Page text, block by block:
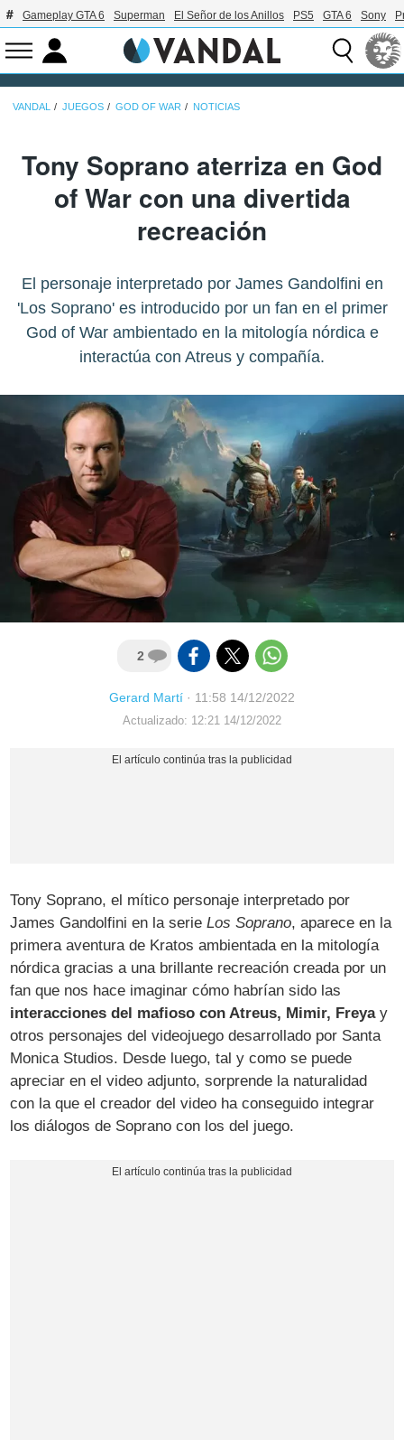
Gameplay GTA 6 Superman El Señor de los Anillos PS5 GTA 6 Sony
VANDAL JUEGOS GOD OF WAR NOTICIAS
Tony Soprano aterriza en God
of War con una divertida
recreación
El personaje interpretado por James Gandolfini en
'Los Soprano' es introducido por un fan en el primer
God of War ambientado en la mitología nórdica e
interactúa con Atreus y compañía.
2
Gerard Martí · 11:58 14/12/2022
Actualizado: 12:21 14/12/2022
Tony Soprano, el mítico personaje interpretado por
James Gandolfini en la serieLos Soprano, aparece en la
primera aventura de Kratos ambientada en la mitología
nórdica gracias a una brillante recreación creada por un
fan que nos hace imaginar cómo habrían sido las
interacciones del mafioso con Atreus, Mimir, Freyay
otros personajes del videojuego desarrollado por Santa
Monica Studios. Desde luego, tal y como se puede
apreciar en el video adjunto, sorprende la naturalidad
con la que el creador del video ha conseguido integrar
los diálogos de Soprano con los del juego.